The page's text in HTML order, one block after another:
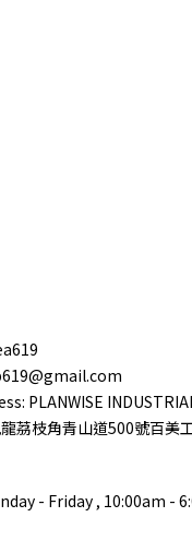
PLANWISE
茘枝角青山道500號百美
- Friday , 10:00am -